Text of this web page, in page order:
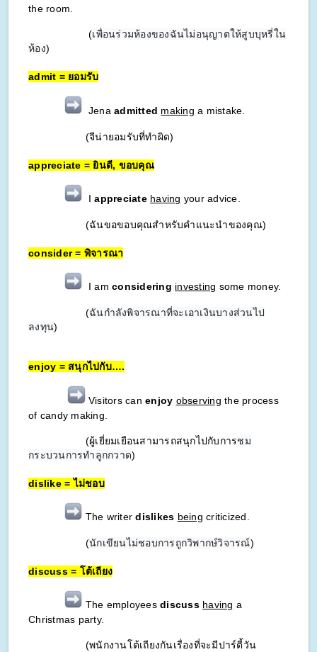
the room.
(เพื่อนร่วมห้องของฉันไม่อนุญาตให้สูบบุหรี่ใน
ห้อง)
admit = ยอมรับ
Jenaadmitted making a mistake.
(จีน่ายอมรับที่ทำผิด)
appreciate = ยินดี, ขอบคุณ
Iappreciate having your advice.
(ฉันขอขอบคุณสำหรับคำแนะนำของคุณ)
consider = พิจารณา
I amconsidering investing some money.
(ฉันกำลังพิจารณาที่จะเอาเงินบางส่วนไป
ลงทุน)
enjoy = สนุกไปกับ….
Visitors canenjoy observing the process
of candy making.
(ผู้เยี่ยมเยือนสามารถสนุกไปกับการชม
กระบวนการทำลูกกวาด)
dislike = ไม่ชอบ
The writer dislikes being criticized.
(นักเขียนไม่ชอบการถูกวิพากษ์วิจารณ์)
discuss = โต้เถียง
The employeesdiscuss having a
Christmas party.
(พนักงานโต้เถียงกันเรื่องที่จะมีปาร์ตี้วัน